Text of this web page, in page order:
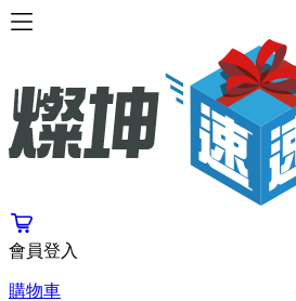
會員登入
購物車